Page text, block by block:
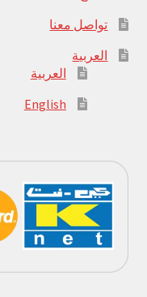
تواصل معنا
العربية
العربية
English